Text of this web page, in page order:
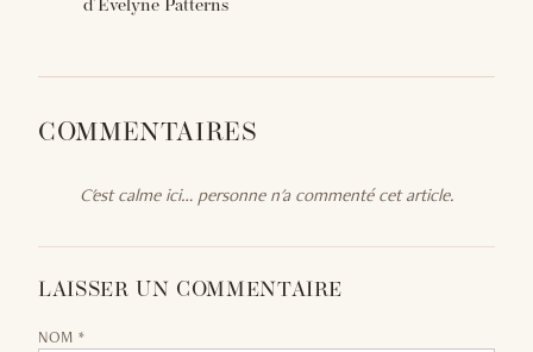
d'Evelyne Patterns
COMMENTAIRES
C'est calme ici… personne n'a commenté cet article.
LAISSER UN COMMENTAIRE
NOM *